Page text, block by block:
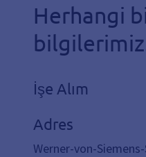
Herhangi
İşe Alım
Adres
Werner-von-